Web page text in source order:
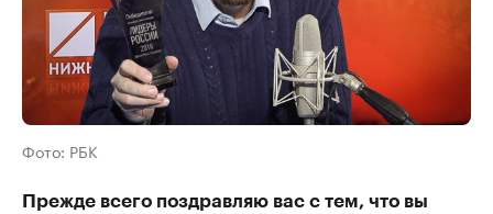
Фото: РБК
Прежде всего поздравляю вас с тем, что вы